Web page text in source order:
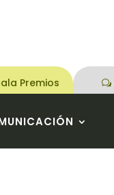
Premios